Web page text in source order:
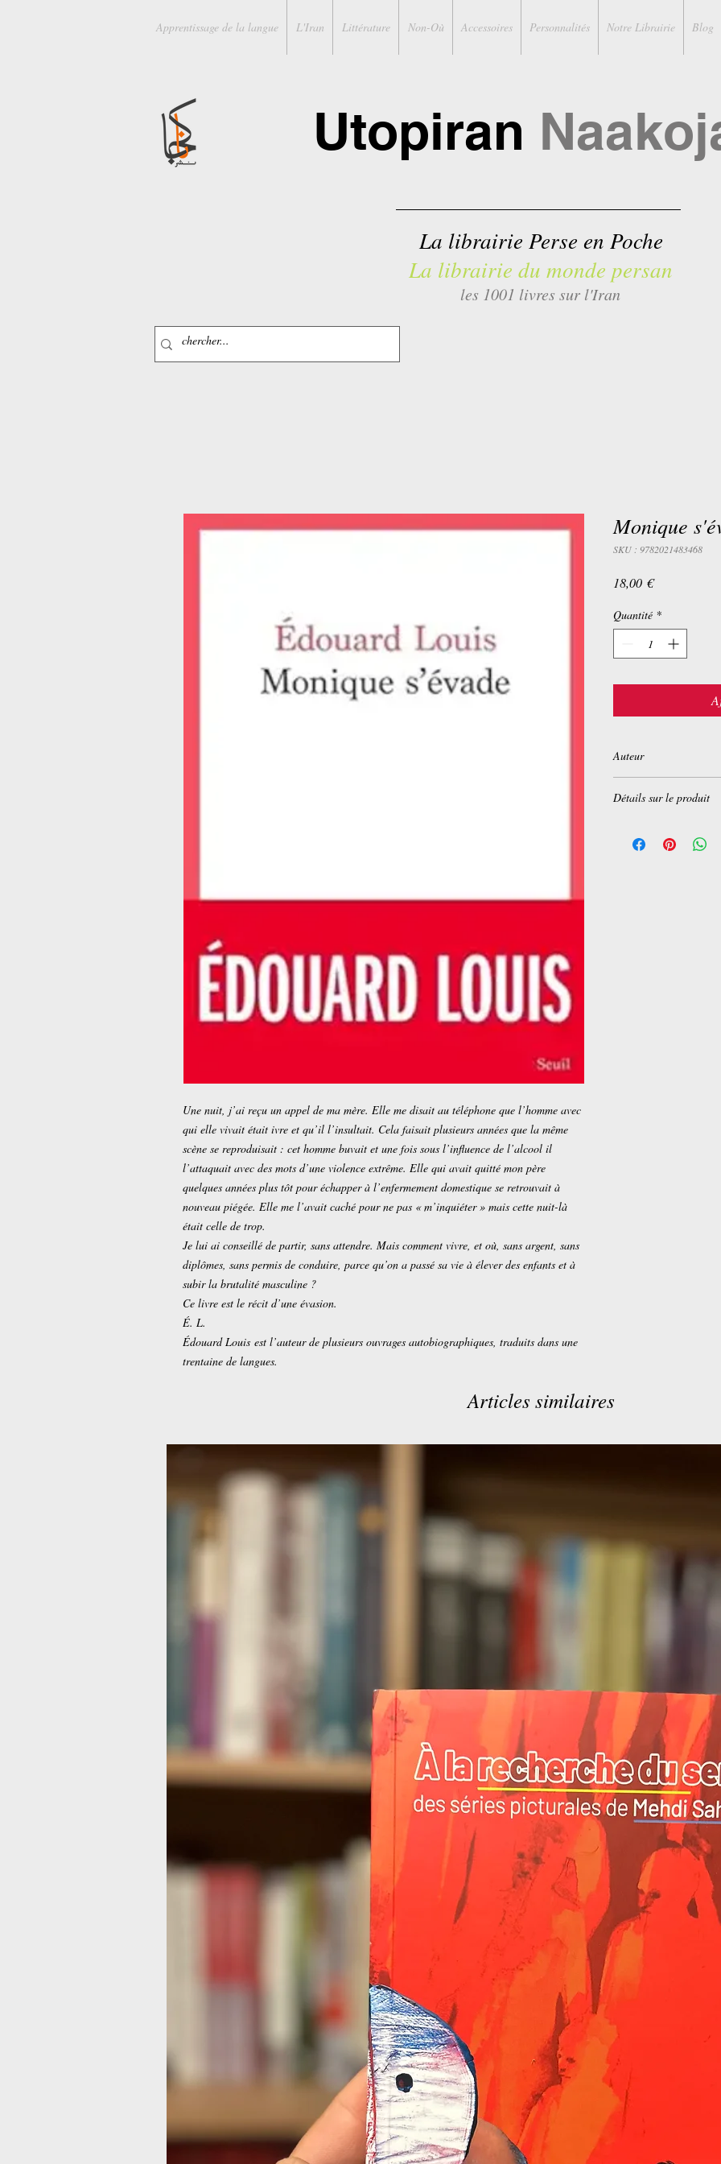
Apprentissage de la langue L'Iran Littérature Non-Où Accessoires Personnalités Notre Librairie Blog
Utopiran
La librairie Perse en Poche
La librairie du monde persan
les 1001 livres sur l'Iran
Une nuit, j’ai reçu un appel de ma mère. Elle me disait au téléphone que l’homme avec
qui elle vivait était ivre et qu’il l’insultait. Cela faisait plusieurs années que la même
scène se reproduisait : cet homme buvait et une fois sous l’influence de l’alcool il
l’attaquait avec des mots d’une violence extrême. Elle qui avait quitté mon père
quelques années plus tôt pour échapper à l’enfermement domestique se retrouvait à
nouveau piégée. Elle me l’avait caché pour ne pas « m’inquiéter » mais cette nuit-là
était celle de trop.
Je lui ai conseillé de partir, sans attendre. Mais comment vivre, et où, sans argent, sans
diplômes, sans permis de conduire, parce qu’on a passé sa vie à élever des enfants et à
subir la brutalité masculine ?
Ce livre est le récit d’une évasion.
É. L.
Édouard Louis est l’auteur de plusieurs ouvrages autobiographiques, traduits dans une
trentaine de langues.
Monique
SKU : 9782021483468
18,00 €Prix
Quantité *
Auteur
Détails sur le produit
Langue ‏ : ‎ Français
Articles similaires